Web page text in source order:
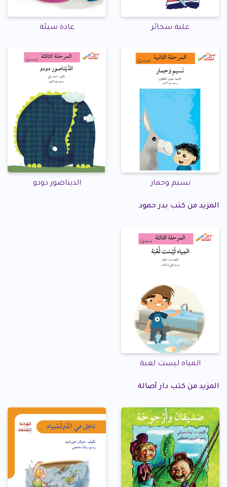
علبة سجائر عادة سيئة
نسيم وحمار الديناصور دودو
المزيد من كتب بدر حمود
المياه ليست لعبة
المزيد من كتب دار أصالة